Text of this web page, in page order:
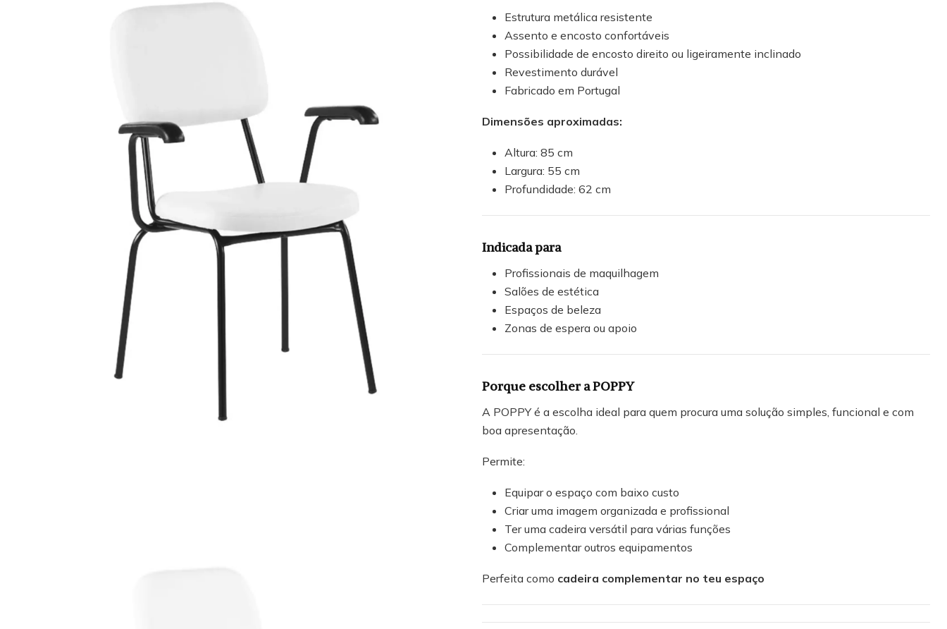
Estrutura metálica resistente
Assento e encosto confortáveis
Possibilidade de encosto direito ou ligeiramente inclinado
Revestimento durável
Fabricado em Portugal
Dimensões aproximadas:
Altura: 85 cm
Largura: 55 cm
Profundidade: 62 cm
Indicada para
Profissionais de maquilhagem
Salões de estética
Espaços de beleza
Zonas de espera ou apoio
Porque escolher a POPPY
A POPPY é a escolha ideal para quem procura uma solução simples, funcional e com
boa apresentação.
Permite:
Equipar o espaço com baixo custo
Criar uma imagem organizada e profissional
Ter uma cadeira versátil para várias funções
Complementar outros equipamentos
Perfeita como cadeira complementar no teu espaço